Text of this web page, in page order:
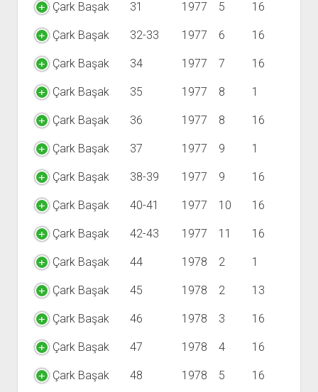
Çark Başak 31 1977 5 16
Çark Başak 32-33 1977 6 16
Çark Başak 34 1977 7 16
Çark Başak 35 1977 8 1
Çark Başak 36 1977 8 16
Çark Başak 37 1977 9 1
Çark Başak 38-39 1977 9 16
Çark Başak 40-41 1977 10 16
Çark Başak 42-43 1977 11 16
Çark Başak 44 1978 2 1
Çark Başak 45 1978 2 13
Çark Başak 46 1978 3 16
Çark Başak 47 1978 4 16
Çark Başak 48 1978 5 16